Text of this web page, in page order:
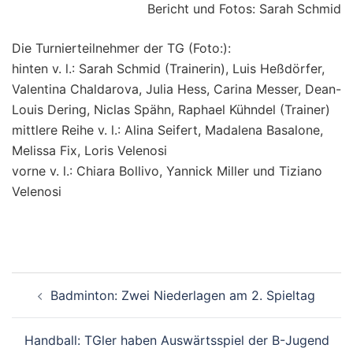
Bericht und Fotos: Sarah Schmid
Die Turnierteilnehmer der TG (Foto:):
hinten v. l.: Sarah Schmid (Trainerin), Luis Heßdörfer,
Valentina Chaldarova, Julia Hess, Carina Messer, Dean-
Louis Dering, Niclas Spähn, Raphael Kühndel (Trainer)
mittlere Reihe v. l.: Alina Seifert, Madalena Basalone,
Melissa Fix, Loris Velenosi
vorne v. l.: Chiara Bollivo, Yannick Miller und Tiziano
Velenosi
Badminton: Zwei Niederlagen am 2. Spieltag
Handball: TGler haben Auswärtsspiel der B-Jugend